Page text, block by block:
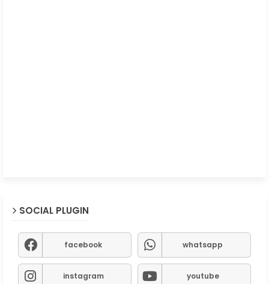
SOCIAL PLUGIN
facebook whatsapp
instagram youtube